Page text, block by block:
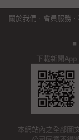
關於我們 · 會員服務 ·
■
下載新聞App
本網站內之全部圖